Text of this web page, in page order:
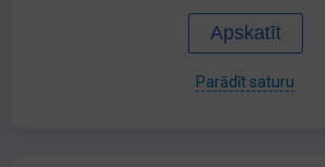
Apskatīt
Parādīt saturu